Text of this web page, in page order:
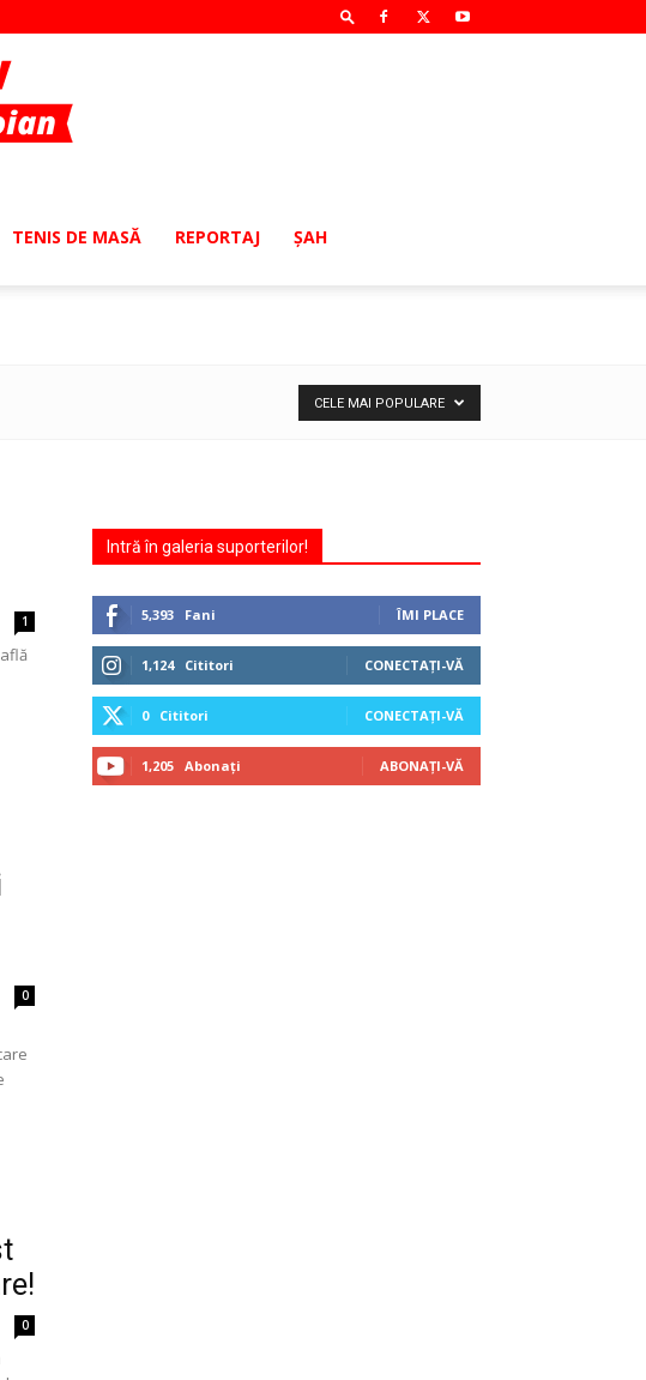
TENIS DE MASĂ REPORTAJ ŞAH
CELE MAI POPULARE
1
0
0
Intră în galeria suporterilor!
5,393 Fani ÎMI PLACE
1,124 Cititori CONECTAȚI-VĂ
0 Cititori CONECTAȚI-VĂ
1,205 Abonați ABONAȚI-VĂ